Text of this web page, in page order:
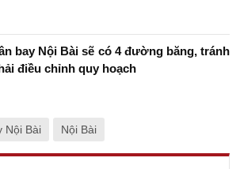
bay Nội Bài sẽ có 4 đường băng, tránh
điều chỉnh quy hoạch
Nội Bài Nội Bài